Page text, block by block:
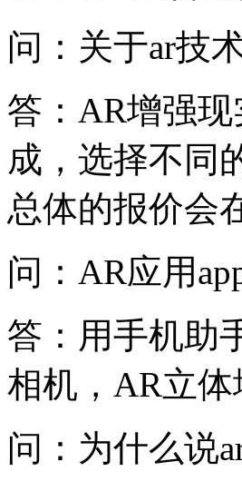
问：关于ar技
答：AR增强
成，选择不同
总体的报价会
问：AR应用
答：用手机助
相机，AR立
问：为什么说